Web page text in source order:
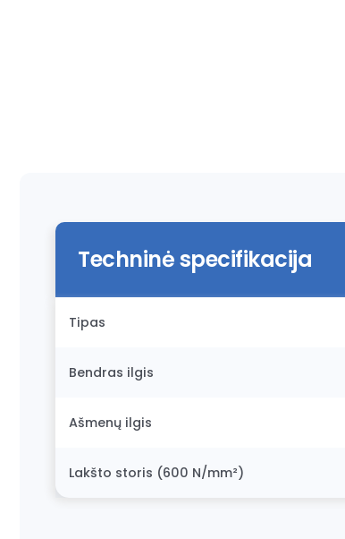
Techninė specifikacija
Tipas
Bendras ilgis
Ašmenų ilgis
Lakšto storis (600 N/mm²)